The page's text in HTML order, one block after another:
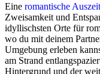
Eine romantische Auszeit
Zweisamkeit und
idyllischsten Orte für
wo du mit deinem
Umgebung erleben
am Strand
Hintergrund und der